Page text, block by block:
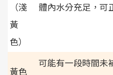
（淺
黃
色）
體內水分充足，可
黃色
可能有一段時間未